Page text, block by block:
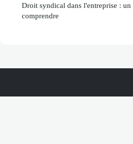
Droit syndical dans l'entreprise :
comprendre